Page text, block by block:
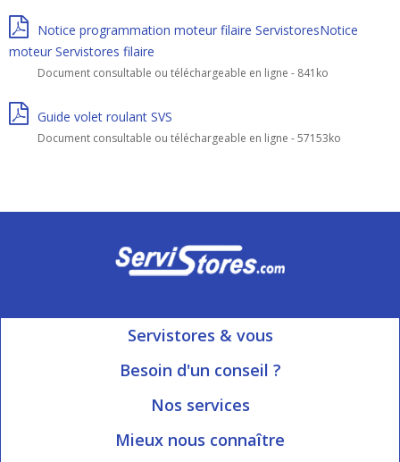
Notice programmation moteur filaire ServistoresNotice
moteur Servistores filaire
Document consultable ou téléchargeable en ligne - 841ko
Guide volet roulant SVS
Document consultable ou téléchargeable en ligne - 57153ko
Servistores & vous
Mon compte
Besoin d'un conseil ?
Ouvert du Lundi au Vendredi
Nos services
Informations livraison
Mieux nous connaître